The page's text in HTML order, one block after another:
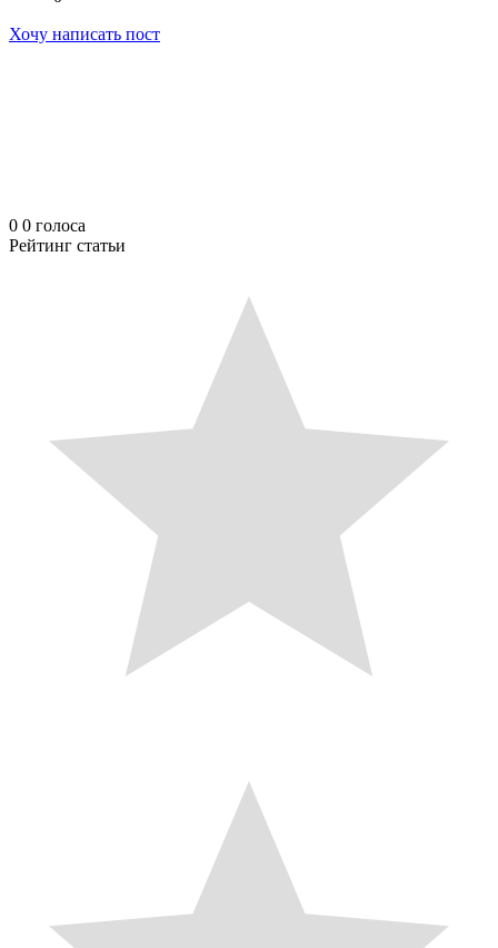
Хочу написать пост
0 0 голоса
Рейтинг статьи